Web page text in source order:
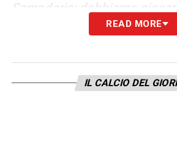
Sampdoria: dobbiamo
come il mister ci dice
avversari fanno paura?
per fare gol, dobbiamo
READ MORE
IL CALCIO DEL